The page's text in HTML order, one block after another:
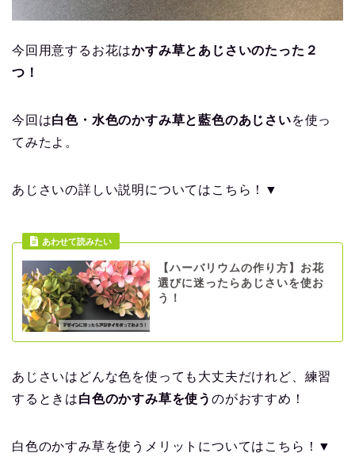
今回用意するお花はかすみ草とあじさいのたった２
つ！
今回は白色・水色のかすみ草と藍色のあじさいを使っ
てみたよ。
あじさいの詳しい説明についてはこちら！▼
あわせて読みたい
【ハーバリウムの作り方】お花
選びに迷ったらあじさいを使お
う！
あじさいはどんな色を使っても大丈夫だけれど、練習
するときは白色のかすみ草を使う のがおすすめ！
白色のかすみ草を使うメリットについてはこちら！▼